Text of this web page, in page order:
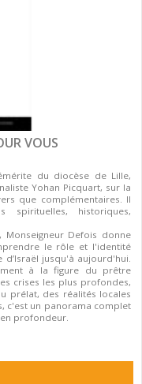
VOUS
du diocèse de Lille,
Yohan Picquart, sur la
que complémentaires. Il
historiques,
Monseigneur Defois donne
le rôle et l'identité
jusqu'à aujourd'hui.
à la figure du prêtre
crises les plus profondes,
prélat, des réalités locales
c'est un panorama complet
profondeur.